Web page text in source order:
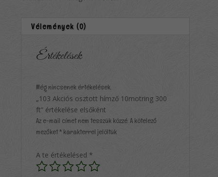
Vélemények (0)
Értékelések
Még nincsenek értékelések.
„103 Akciós osztott hímző 10motring 300
ft” értékelése elsőként
Az e-mail címet nem tesszük közzé.A kötelező
mezőket * karakterrel jelöltük
A te értékelésed *